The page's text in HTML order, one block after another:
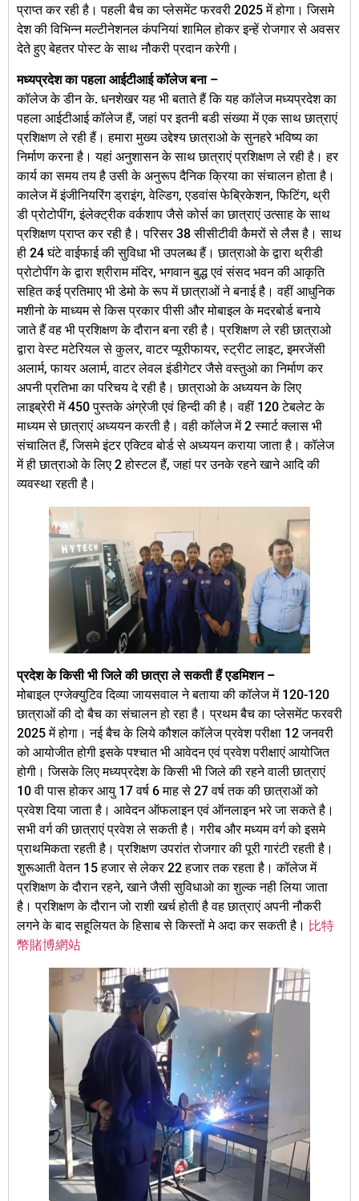
प्राप्त कर रही है। पहली बैच का प्लेसमेंट फरवरी 2025 में होगा। जिसमे
देश की विभिन्न मल्टीनेशनल कंपनियां शामिल होकर इन्हें रोजगार से अवसर
देते हुए बेहतर पोस्ट के साथ नौकरी प्रदान करेगी।
मध्यप्रदेश का पहला आईटीआई कॉलेज बना –
कॉलेज के डीन के. धनशेखर यह भी बताते हैं कि यह कॉलेज मध्यप्रदेश का
पहला आईटीआई कॉलेज हैं, जहां पर इतनी बडी संख्या में एक साथ छात्राएं
प्रशिक्षण ले रही हैं। हमारा मुख्य उद्देश्य छात्राओ के सुनहरे भविष्य का
निर्माण करना है। यहां अनुशासन के साथ छात्राएं प्रशिक्षण ले रही है। हर
कार्य का समय तय है उसी के अनुरूप दैनिक क्रिया का संचालन होता है।
कालेज में इंजीनियरिंग ड्राइंग, वेल्डिग, एडवांस फेब्रिकेशन, फिटिंग, थ्री
डी प्रोटोपींग, इंलेक्ट्रीक वर्कशाप जैसे कोर्स का छात्राएं उत्साह के साथ
प्रशिक्षण प्राप्त कर रही है। परिसर 38 सीसीटीवी कैमरों से लैस है। साथ
ही 24 घंटे वाईफाई की सुविधा भी उपलब्ध हैं। छात्राओ के द्वारा थ्रीडी
प्रोटोपींग के द्वारा श्रीराम मंदिर, भगवान बुद्ध एवं संसद भवन की आकृति
सहित कई प्रतिमाए भी डेमो के रूप में छात्राओं ने बनाई है। वहीं आधुनिक
मशीनो के माध्यम से किस प्रकार पीसी और मोबाइल के मदरबोर्ड बनाये
जाते हैं वह भी प्रशिक्षण के दौरान बना रही है। प्रशिक्षण ले रही छात्राओ
द्वारा वेस्ट मटेरियल से कुलर, वाटर प्यूरीफायर, स्ट्रीट लाइट, इमरजेंसी
अलार्म, फायर अलार्म, वाटर लेवल इंडीगेटर जैसे वस्तुओ का निर्माण कर
अपनी प्रतिभा का परिचय दे रही है। छात्राओ के अध्ययन के लिए
लाइब्रेरी में 450 पुस्तके अंग्रेजी एवं हिन्दी की है। वहीं 120 टेबलेट के
माध्यम से छात्राएं अध्ययन करती है। वही कॉलेज में 2 स्मार्ट क्लास भी
संचालित हैं, जिसमे इंटर एक्टिव बोर्ड से अध्ययन कराया जाता है। कॉलेज
में ही छात्राओ के लिए 2 होस्टल हैं, जहां पर उनके रहने खाने आदि की
व्यवस्था रहती है।
प्रदेश के किसी भी जिले की छात्रा ले सकती हैं एडमिशन –
मोबाइल एग्जेक्युटिव दिव्या जायसवाल ने बताया की कॉलेज में 120-120
छात्राओं की दो बैच का संचालन हो रहा है। प्रथम बैच का प्लेसमेंट फरवरी
2025 में होगा। नई बैच के लिये कौशल कॉलेज प्रवेश परीक्षा 12 जनवरी
को आयोजीत होगी इसके पश्चात भी आवेदन एवं प्रवेश परीक्षाएं आयोजित
होगी। जिसके लिए मध्यप्रदेश के किसी भी जिले की रहने वाली छात्राएं
10 वी पास होकर आयु 17 वर्ष 6 माह से 27 वर्ष तक की छात्राओं को
प्रवेश दिया जाता है। आवेदन ऑफलाइन एवं ऑनलाइन भरे जा सकते है।
सभी वर्ग की छात्राएं प्रवेश ले सकती है। गरीब और मध्यम वर्ग को इसमे
प्राथमिकता रहती है। प्रशिक्षण उपरांत रोजगार की पूरी गारंटी रहती है।
शुरूआती वेतन 15 हजार से लेकर 22 हजार तक रहता है। कॉलेज में
प्रशिक्षण के दौरान रहने, खाने जैसी सुविधाओ का शुल्क नही लिया जाता
है। प्रशिक्षण के दौरान जो राशी खर्च होती है वह छात्राएं अपनी नौकरी
लगने के बाद सहूलियत के हिसाब से किस्तों मे अदा कर सकती है। 比特
幣賭博網站